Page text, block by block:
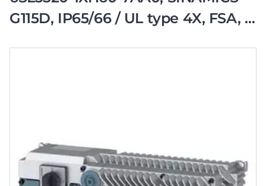
G115D, IP65/66 / UL type 4X, FSA, 3